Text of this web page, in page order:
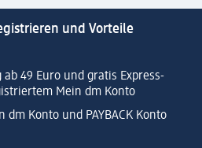
und Vorteile
49 Euro und gratis Express-
Mein dm Konto
dm Konto und PAYBACK Konto